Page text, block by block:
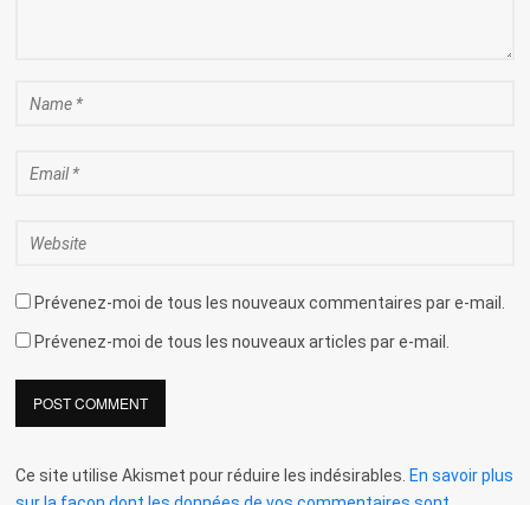
Prévenez-moi de tous les nouveaux commentaires par e-mail.
Prévenez-moi de tous les nouveaux articles par e-mail.
Ce site utilise Akismet pour réduire les indésirables. En savoir plus